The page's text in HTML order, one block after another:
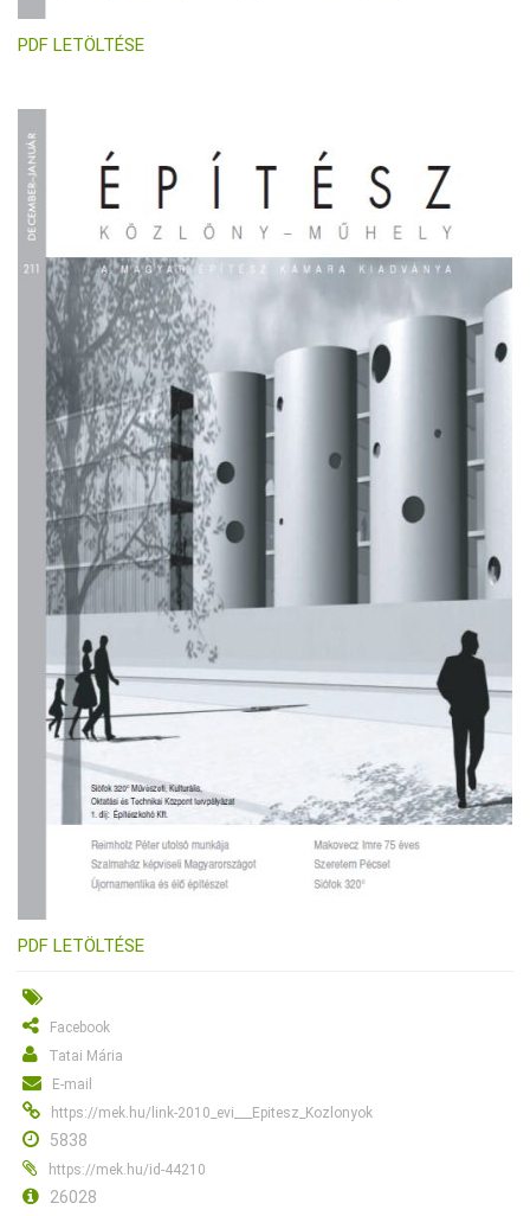
PDF LETÖLTÉSE
PDF LETÖLTÉSE
Facebook
Tatai Mária
E-mail
https://mek.hu/link-2010_evi___Epitesz_Kozlonyok
5838
https://mek.hu/id-44210
26028